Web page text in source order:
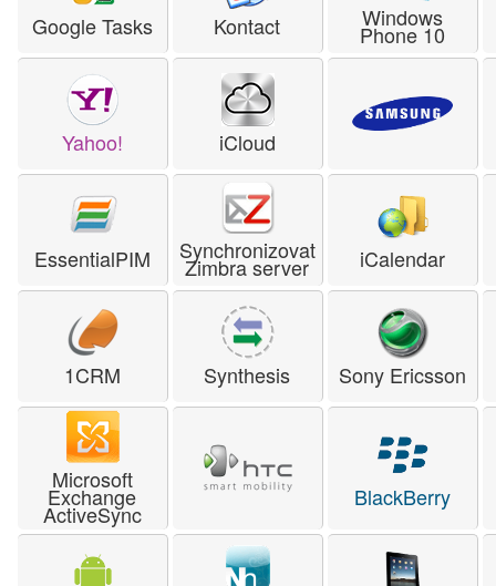
Google Tasks Kontact Windows
Phone 10
Yahoo! iCloud
EssentialPIM Synchronizovat
Zimbra server iCalendar
1CRM Synthesis Sony Ericsson
Microsoft
Exchange
ActiveSync
BlackBerry